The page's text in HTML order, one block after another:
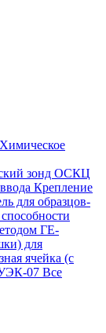
Химическое
зонд ОСКЦ
Крепление
для образцов-
ГЕ-
для
ячейка (с
07 Все